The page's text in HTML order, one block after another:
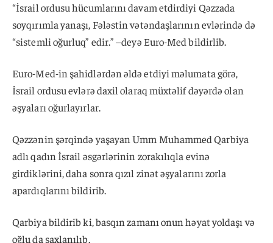
“İsrail ordusu hücumlarını davam etdirdiyi Qəzzada
soyqırımla yanaşı, Fələstin vətəndaşlarının evlərində də
“sistemli oğurluq” edir.” –deyə Euro-Med bildirlib.
Euro-Med-in şahidlərdən əldə etdiyi məlumata görə,
İsrail ordusu evlərə daxil olaraq müxtəlif dəyərdə olan
əşyaları oğurlayırlar.
Qəzzənin şərqində yaşayan Umm Muhammed Qarbiya
adlı qadın İsrail əsgərlərinin zorakılıqla evinə
girdiklərini, daha sonra qızıl zinət əşyalarını zorla
apardıqlarını bildirib.
Qarbiya bildirib ki, basqın zamanı onun həyat yoldaşı və
oğlu da saxlanılıb.